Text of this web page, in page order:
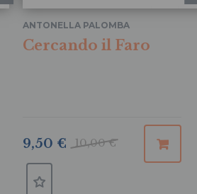
Cercando il Faro
ANTONELLA PALOMBA
10,00 €
9,50 €